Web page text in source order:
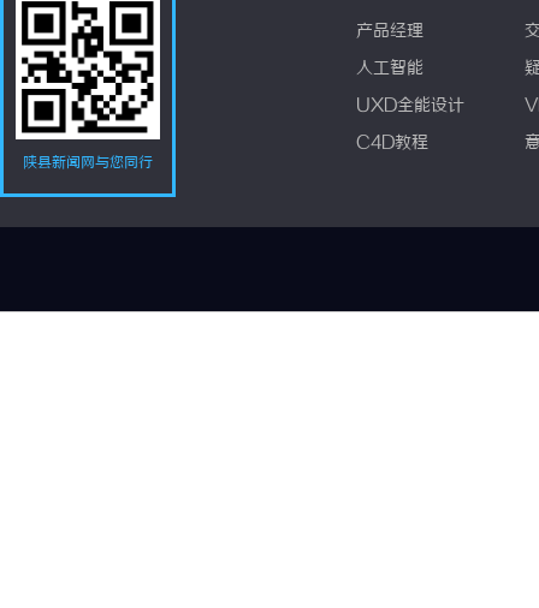
陕县新闻网与您同行
产品经理
人工智能
UXD全能设计
C4D教程